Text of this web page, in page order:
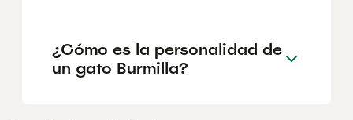
¿Cómo es la personalidad de
un gato Burmilla?